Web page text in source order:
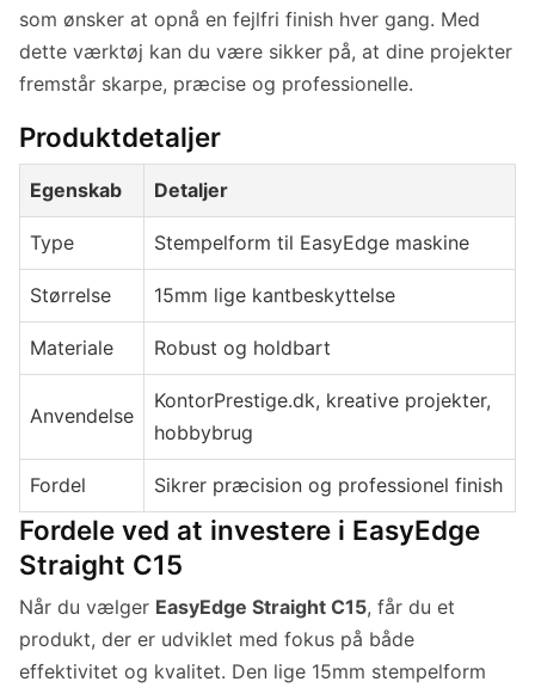
som ønsker at opnå en fejlfri finish hver gang. Med
dette værktøj kan du være sikker på, at dine projekter
fremstår skarpe, præcise og professionelle.
Produktdetaljer
Egenskab Detaljer
Type Stempelform til EasyEdge maskine
Størrelse 15mm lige kantbeskyttelse
Materiale Robust og holdbart
Anvendelse
KontorPrestige.dk, kreative projekter,
hobbybrug
Fordel Sikrer præcision og professionel finish
Fordele ved at investere i EasyEdge
Straight C15
Når du vælger EasyEdge Straight C15, får du et
produkt, der er udviklet med fokus på både
effektivitet og kvalitet. Den lige 15mm stempelform